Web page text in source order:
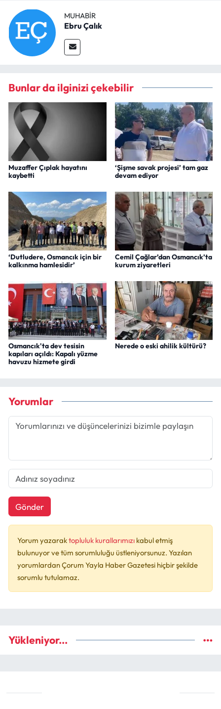
MUHABIR
Ebru Çalık
Bunlar da ilginizi çekebilir
Muzaffer Çıplak hayatını
kaybetti
‘Şişme savak projesi’ tam gaz
devam ediyor
‘Dutludere, Osmancık için bir
kalkınma hamlesidir’
Cemil Çağlar’dan Osmancık’ta
kurum ziyaretleri
Osmancık'ta dev tesisin
kapıları açıldı: Kapalı yüzme
havuzu hizmete girdi
Nerede o eski ahilik kültürü?
Yorumlar
Gönder
Yorum yazaraktopluluk kurallarımızı kabul etmiş
bulunuyor ve tüm sorumluluğu üstleniyorsunuz. Yazılan
yorumlardan Çorum Yayla Haber Gazetesi hiçbir şekilde
sorumlu tutulamaz.
Yükleniyor...